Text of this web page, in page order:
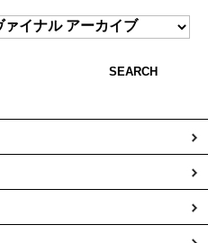
SEARCH